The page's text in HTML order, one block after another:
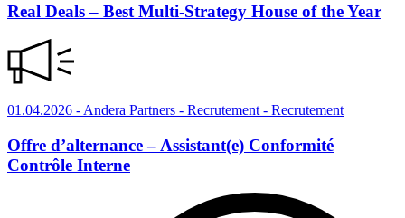
Real Deals – Best Multi-Strategy House of the Year
01.04.2026 - Andera Partners - Recrutement- Recrutement
Offre d’alternance – Assistant(e) Conformité
Contrôle Interne